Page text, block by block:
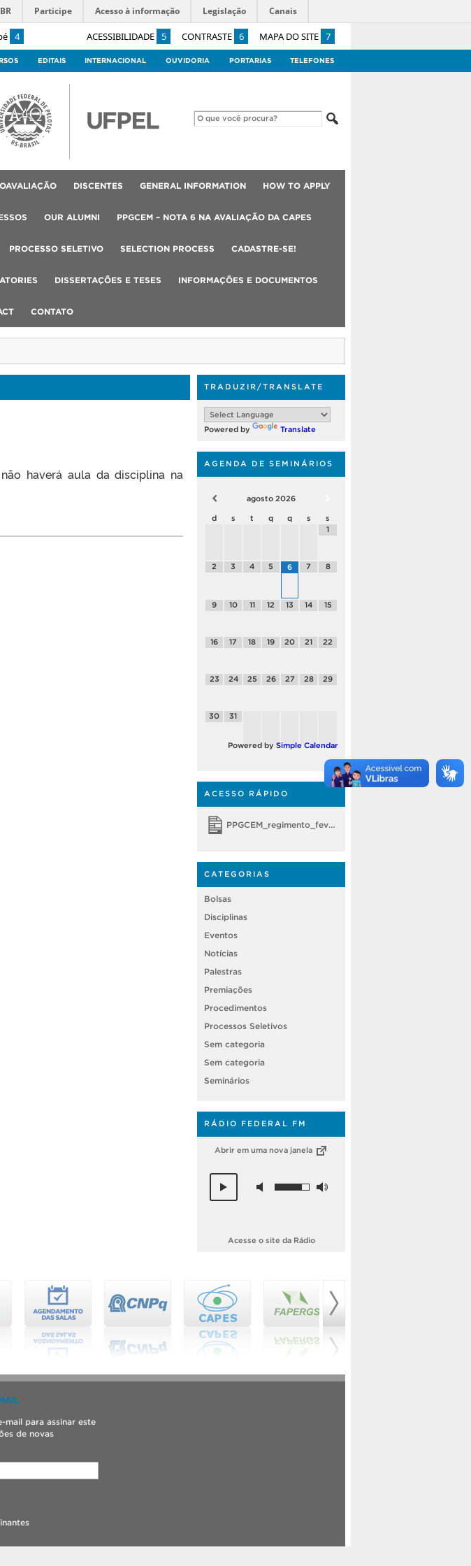
4 ACESSIBILIDADE 5 CONTRASTE 6 MAPA DO SITE 7
Participe Acesso à informação Legislação Canais
EDITAIS INTERNACIONAL OUVIDORIA PORTARIAS TELEFONES
DISCENTES GENERAL INFORMATION HOW TO APPLY
OUR ALUMNI PPGCEM – NOTA 6 NA AVALIAÇÃO DA CAPES
PROCESSO SELETIVO SELECTION PROCESS CADASTRE-SE!
DISSERTAÇÕES E TESES INFORMAÇÕES E DOCUMENTOS
CONTATO
haverá aula da disciplina na
TRADUZIR/TRANSLATE
Powered by Translate
AGENDA DE SEMINÁRIOS
agosto 2026
d s t q q s
s
1
2 3 4 5 6 7 8
9 10 11 12 13 14 15
16 17 18 19 20 21 22
23 24 25 26 27 28 29
30 31
Powered by Simple Calendar
ACESSO RÁPIDO
PPGCEM_regimento_fevereiro 2018
CATEGORIAS
Bolsas
Disciplinas
Eventos
Notícias
Palestras
Premiações
Procedimentos
Processos Seletivos
Sem categoria
Sem categoria
Seminários
RÁDIO FEDERAL FM
Abrir em uma nova janela
Acesse o site da Rádio
mail para assinar este
de novas